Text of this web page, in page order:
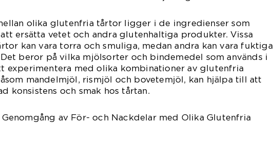
olika glutenfria tårtor ligger i de ingredienser som
ersätta vetet och andra glutenhaltiga produkter. Vissa
kan vara torra och smuliga, medan andra kan vara fuktiga
beror på vilka mjölsorter och bindemedel som används i
experimentera med olika kombinationer av glutenfria
mandelmjöl, rismjöl och bovetemjöl, kan hjälpa till att
konsistens och smak hos tårtan.
av För- och Nackdelar med Olika Glutenfria